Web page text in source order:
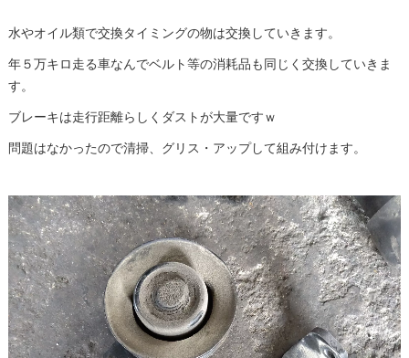
水やオイル類で交換タイミングの物は交換していきます。
年５万キロ走る車なんでベルト等の消耗品も同じく交換していきま
す。
ブレーキは走行距離らしくダストが大量ですｗ
問題はなかったので清掃、グリス・アップして組み付けます。